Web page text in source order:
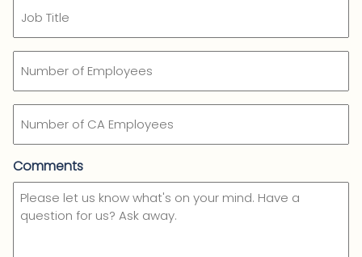
Title
of
Employees
of
CA
Employees
Comments